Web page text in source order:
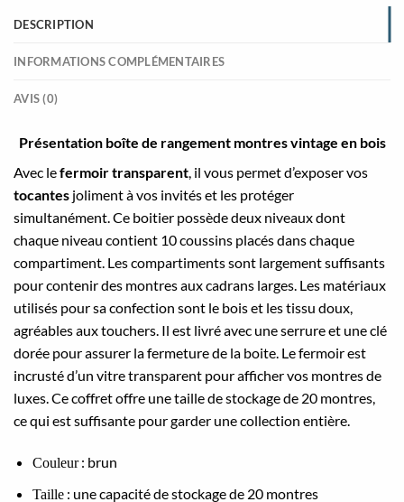
DESCRIPTION
INFORMATIONS COMPLÉMENTAIRES
AVIS (0)
Présentation boîte de rangement montres vintage en bois
Avec lefermoir transparent, il vous permet d’exposer vos
tocantes joliment à vos invités et les protéger
simultanément. Ce boitier possède deux niveaux dont
chaque niveau contient 10 coussins placés dans chaque
compartiment. Les compartiments sont largement suffisants
pour contenir des montres aux cadrans larges. Les matériaux
utilisés pour sa confection sont le bois et les tissu doux,
agréables aux touchers. Il est livré avec une serrure et une clé
dorée pour assurer la fermeture de la boite. Le fermoir est
incrusté d’un vitre transparent pour afficher vos montres de
luxes. Ce coffret offre une taille de stockage de 20 montres,
ce qui est suffisante pour garder une collection entière.
Couleur: brun
Taille: une capacité de stockage de 20 montres